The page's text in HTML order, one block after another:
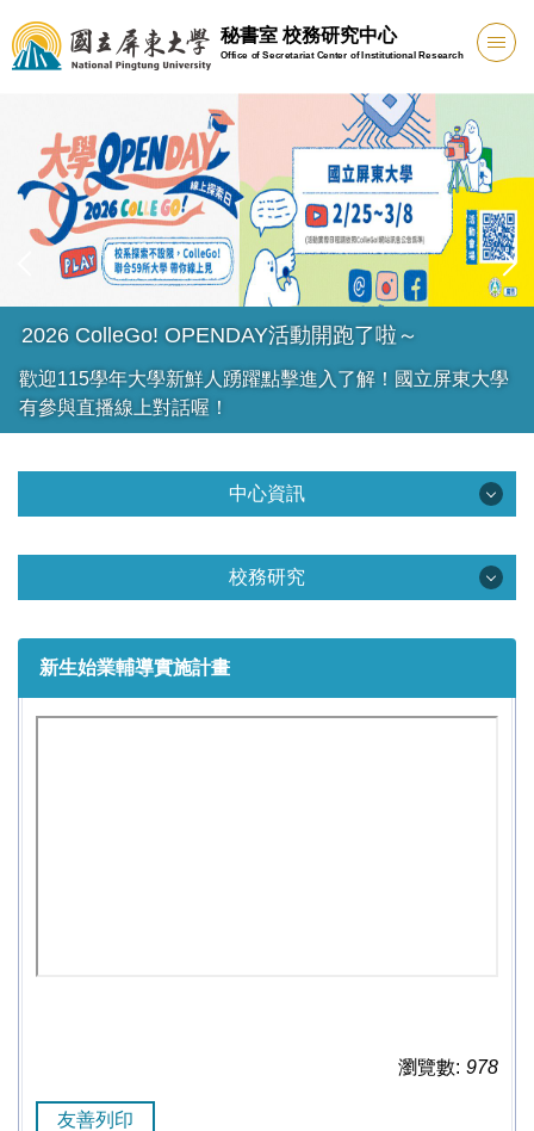
跳
到
主
區
秘書室 校務研究中心
Office of Secretariat Center of Institutional Research
2026 ColleGo! OPENDAY活動開跑了啦～
歡迎115學年大學新鮮人踴躍點擊進入了解！國立屏東大學
有參與直播線上對話喔！
中心資訊
組織團隊
法令規章
校務研究
校務研究資訊
新生始業輔導實施計畫
瀏覽數: 978
友善列印